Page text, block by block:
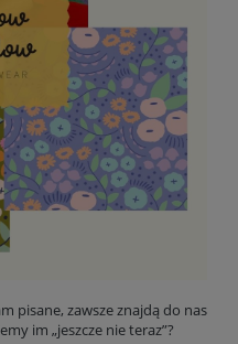
pisane, zawsze znajdą do nas
im „jeszcze nie teraz”?